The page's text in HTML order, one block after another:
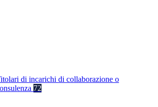
di incarichi di collaborazione o
72